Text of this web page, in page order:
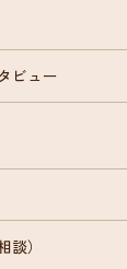
ビュー
）